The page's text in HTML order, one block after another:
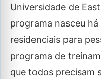
Universidade de
programa nasceu
residenciais para
programa de
que todos precisam